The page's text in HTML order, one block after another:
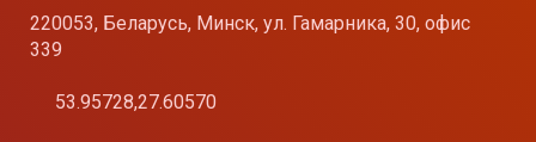
220053, Беларусь, Минск, ул. Гамарника, 30, офис
339
53.95728,27.60570